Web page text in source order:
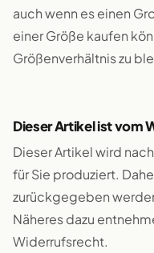
auch wenn es einen
einer Größe kaufen
Größenverhältnis zu
Dieser Artikel ist vom
Dieser Artikel wird
für Sie produziert.
zurückgegeben
Näheres dazu
Widerrufsrecht.